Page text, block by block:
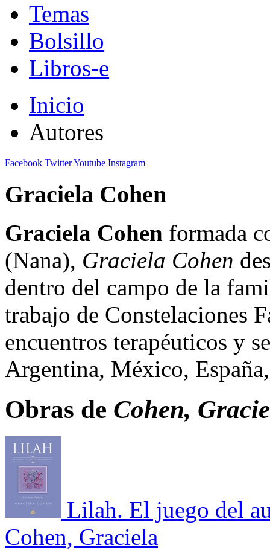
Temas
Bolsillo
Libros-e
Inicio
Autores
Facebook TwitterYoutube Instagram
Graciela Cohen
Graciela Cohen formada
(Nana), Graciela Cohen
dentro del campo de la
trabajo de Constelaciones
encuentros terapéuticos y
Argentina, México,
Obras de Cohen,
Lilah. El juego del
Cohen, Graciela